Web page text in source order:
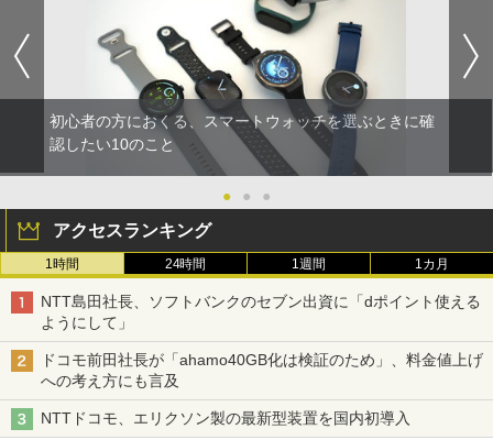
初心者の方におくる、スマートウォッチを選ぶときに確
認したい10のこと
● ● ●
アクセスランキング
1時間 24時間 1週間 1カ月
NTT島田社長、ソフトバンクのセブン出資に「dポイント使える
ようにして」
ドコモ前田社長が「ahamo40GB化は検証のため」、料金値上げ
への考え方にも言及
NTTドコモ、エリクソン製の最新型装置を国内初導入